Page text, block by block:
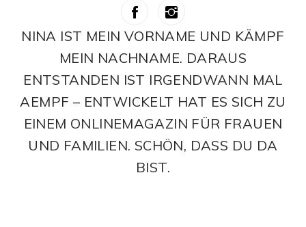
NINA IST MEIN VORNAME UND KÄMPF
MEIN NACHNAME. DARAUS
ENTSTANDEN IST IRGENDWANN MAL
AEMPF – ENTWICKELT HAT ES SICH ZU
EINEM ONLINEMAGAZIN FÜR FRAUEN
UND FAMILIEN. SCHÖN, DASS DU DA
BIST.